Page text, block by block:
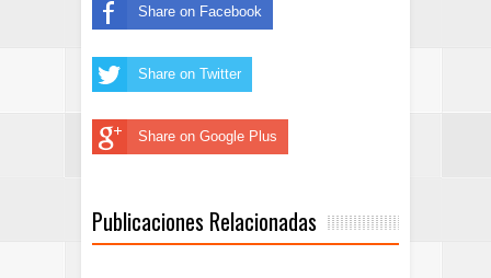
Share on Facebook
Share on Twitter
Share on Google Plus
Publicaciones Relacionadas